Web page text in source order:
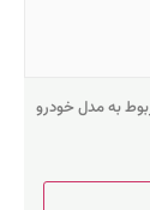
به مدل خودرو